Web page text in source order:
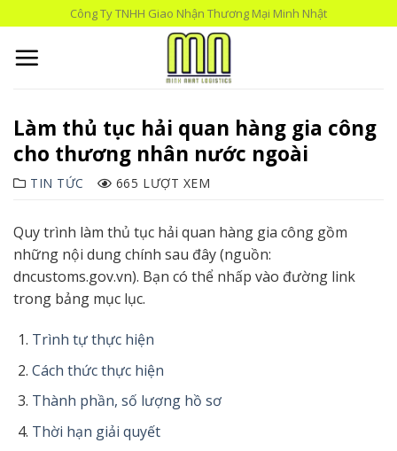
to
content
Công Ty TNHH Giao Nhận Thương Mại Minh Nhật
Làm thủ tục hải quan hàng gia công
cho thương nhân nước ngoài
TIN TỨC 665 LƯỢT XEM
Quy trình làm thủ tục hải quan hàng gia công gồm
những nội dung chính sau đây (nguồn:
dncustoms.gov.vn). Bạn có thể nhấp vào đường link
trong bảng mục lục.
Trình tự thực hiện
Cách thức thực hiện
Thành phần, số lượng hồ sơ
Thời hạn giải quyết